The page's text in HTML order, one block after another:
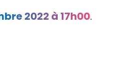
2022 à 17h00.